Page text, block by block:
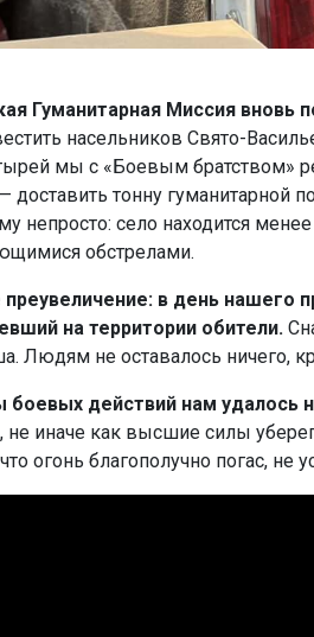
Гуманитарная Миссия
насельников Свято-
мы с «Боевым братством»
доставить тонну гуманитарной
непросто: село находится
обстрелами.
в день нашего
на территории обители.
Людям не оставалось ничего,
боевых действий нам удалось
не иначе как высшие силы
огонь благополучно погас, не